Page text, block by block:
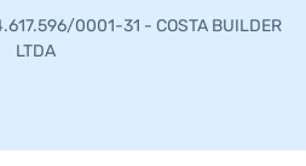
0001-31 - COSTA BUILDER
LTDA